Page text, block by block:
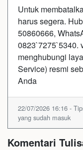
Untuk
harus segera.
50860666,
0823`7275`5340.
menghubungi
Service) resmi
Anda
22/07/2026 16:16 -
yang sudah masuk
Komentari